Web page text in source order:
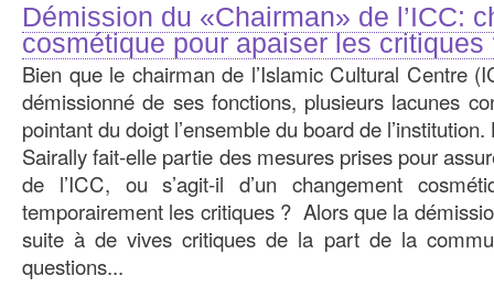
Démission du «Chairman» de l’ICC:
cosmétique pour apaiser les critiques
Bien que le chairman de l’Islamic Cultural Centre
démissionné de ses fonctions, plusieurs lacunes
pointant du doigt l’ensemble du board de
Sairally fait-elle partie des mesures prises pour
de l’ICC, ou s’agit-il d’un changement
temporairement les critiques ? Alors que la
suite à de vives critiques de la part de la
questions...